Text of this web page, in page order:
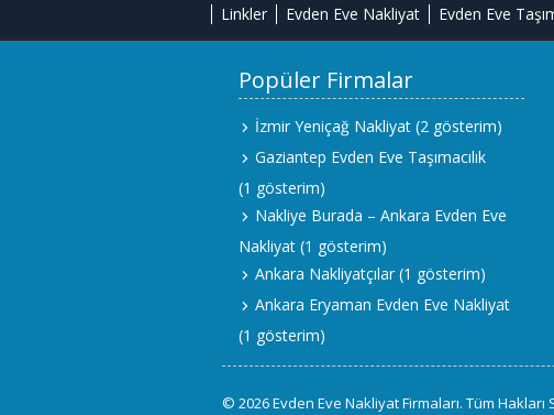
Linkler Evden Eve Nakliyat Evden Eve
Popüler Firmalar
İzmir Yeniçağ Nakliyat (2 gösterim)
Gaziantep Evden Eve Taşımacılık
(1 gösterim)
Nakliye Burada – Ankara Evden Eve
Nakliyat (1 gösterim)
Ankara Nakliyatçılar (1 gösterim)
Ankara Eryaman Evden Eve Nakliyat
(1 gösterim)
© 2026 Evden Eve Nakliyat Firmaları. Tüm Hakları